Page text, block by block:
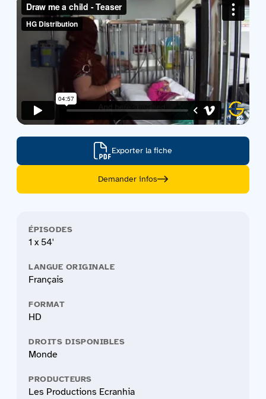
Exporter la fiche
Demander infos
ÉPISODES
1 x 54'
LANGUE ORIGINALE
Français
FORMAT
HD
DROITS DISPONIBLES
Monde
PRODUCTEURS
Les Productions Ecranhia